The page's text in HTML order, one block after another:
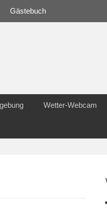
Gästebuch
Wetter-Webcam